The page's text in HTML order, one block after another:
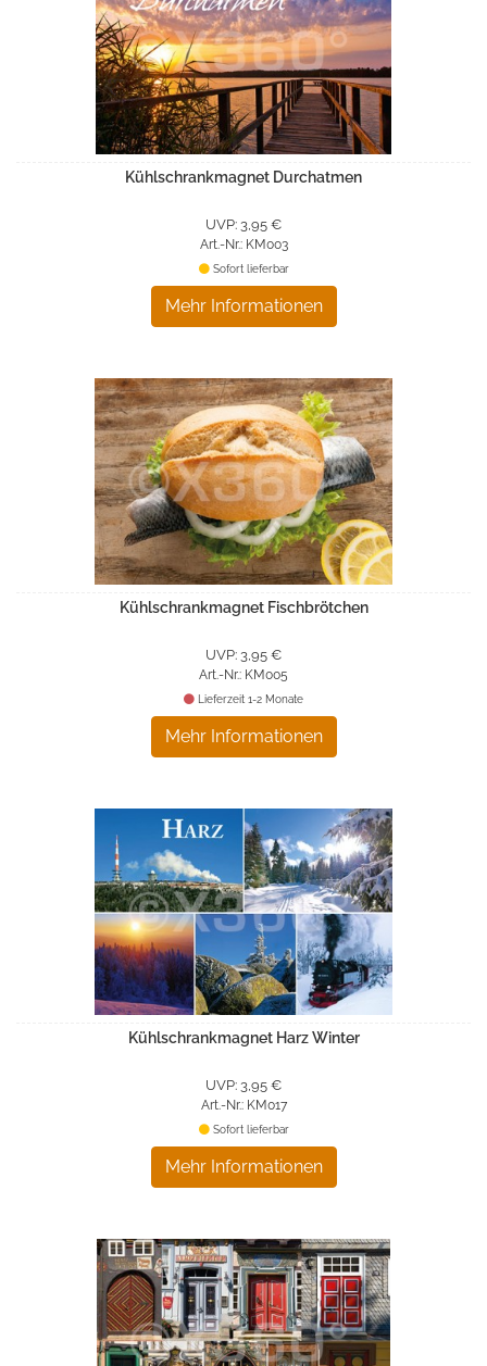
Kühlschrankmagnet Durchatmen
UVP: 3,95 €
Art.-Nr.: KM003
Mehr Informationen
Sofort lieferbar
Kühlschrankmagnet Fischbrötchen
UVP: 3,95 €
Art.-Nr.: KM005
Mehr Informationen
Lieferzeit 1-2 Monate
Kühlschrankmagnet Harz Winter
UVP: 3,95 €
Art.-Nr.: KM017
Mehr Informationen
Sofort lieferbar